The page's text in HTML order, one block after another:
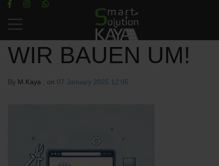
Mobile Menu Toggle
WIR BAUEN UM!
By M.Kaya , on 07 January 2025 12:05